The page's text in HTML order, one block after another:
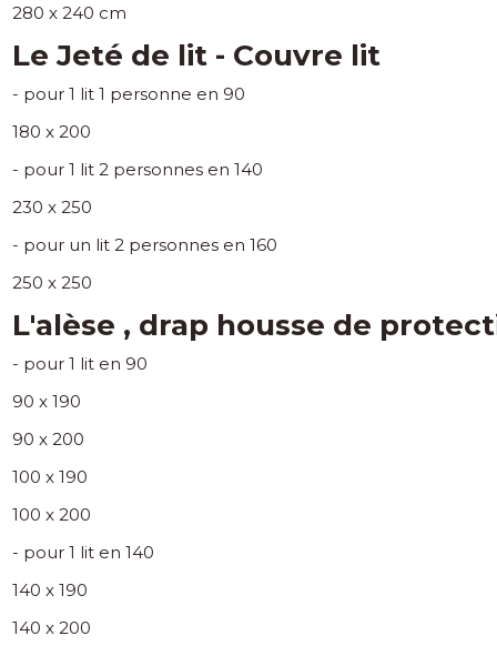
280 x 240 cm
Le Jeté de lit - Couvre lit
- pour 1 lit 1 personne en 90
180 x 200
- pour 1 lit 2 personnes en 140
230 x 250
- pour un lit 2 personnes en 160
250 x 250
L'alèse , drap housse de
- pour 1 lit en 90
90 x 190
90 x 200
100 x 190
100 x 200
- pour 1 lit en 140
140 x 190
140 x 200